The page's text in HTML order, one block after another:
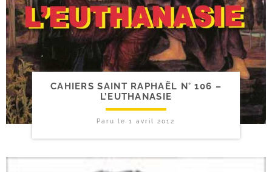
CAHIERS SAINT RAPHAËL N° 106 –
L’EUTHANASIE
Paru le1 avril 2012